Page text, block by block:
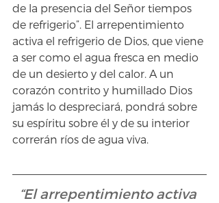
de la presencia del Señor tiempos
de refrigerio”. El arrepentimiento
activa el refrigerio de Dios, que viene
a ser como el agua fresca en medio
de un desierto y del calor. A un
corazón contrito y humillado Dios
jamás lo despreciará, pondrá sobre
su espíritu sobre él y de su interior
correrán ríos de agua viva.
“El arrepentimiento activa